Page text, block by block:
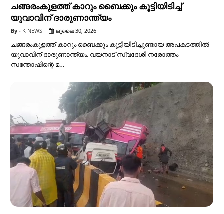
ചങ്ങരംകുളത്ത് കാറും ബൈക്കും കൂട്ടിയിടിച്ച്
യുവാവിന് ദാരുണാന്ത്യം
K NEWS ജൂലൈ 30, 2026
ചങ്ങരംകുളത്ത് കാറും ബൈക്കും കൂട്ടിയിടിച്ചുണ്ടായ അപകടത്തിൽ
യുവാവിന് ദാരുണാന്ത്യം. വയനാട് സ്വദേശി നരോത്തം
സന്തോഷിന്റെ മ…